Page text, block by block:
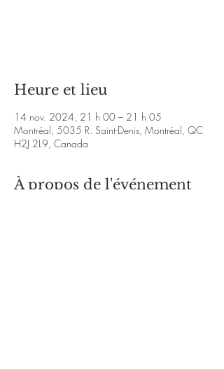
Heure et lieu
14 nov. 2024, 21 h 00 – 21 h 05
Montréal, 5035 R. Saint-Denis, Montréal, QC
H2J 2L9, Canada
À propos de l'événement